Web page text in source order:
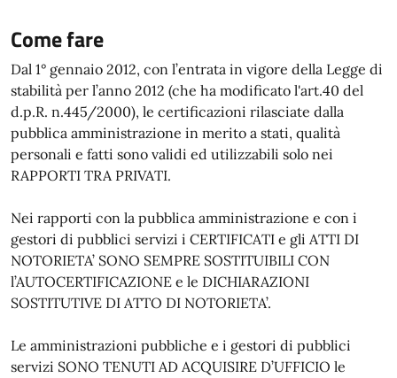
Come fare
Dal 1° gennaio 2012, con l’entrata in vigore della Legge di
stabilità per l’anno 2012 (che ha modificato l'art.40 del
d.p.R. n.445/2000), le certificazioni rilasciate dalla
pubblica amministrazione in merito a stati, qualità
personali e fatti sono validi ed utilizzabili solo nei
RAPPORTI TRA PRIVATI.
Nei rapporti con la pubblica amministrazione e con i
gestori di pubblici servizi i CERTIFICATI e gli ATTI DI
NOTORIETA’ SONO SEMPRE SOSTITUIBILI CON
l’AUTOCERTIFICAZIONE e le DICHIARAZIONI
SOSTITUTIVE DI ATTO DI NOTORIETA’.
Le amministrazioni pubbliche e i gestori di pubblici
servizi SONO TENUTI AD ACQUISIRE D’UFFICIO le